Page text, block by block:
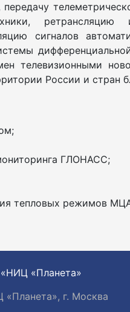
ретрансляцию
сигналов
телевизионными
России и стран
ГЛОНАСС;
тепловых режимов
«Планета»
г. Москва